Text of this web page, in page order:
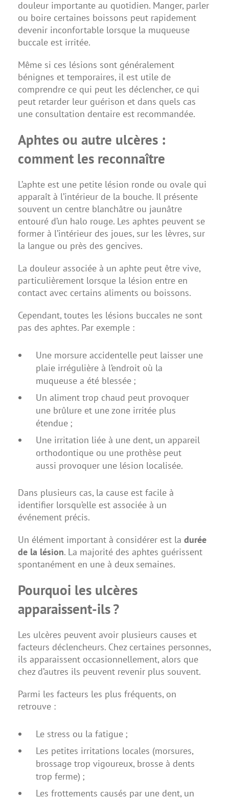
douleur importante au quotidien. Manger, parler
ou boire certaines boissons peut rapidement
devenir inconfortable lorsque la muqueuse
buccale est irritée.
Même si ces lésions sont généralement
bénignes et temporaires, il est utile de
comprendre ce qui peut les déclencher, ce qui
peut retarder leur guérison et dans quels cas
une consultation dentaire est recommandée.
Aphtes ou autre ulcères :
comment les reconnaître
L’aphte est une petite lésion ronde ou ovale qui
apparaît à l’intérieur de la bouche. Il présente
souvent un centre blanchâtre ou jaunâtre
entouré d’un halo rouge. Les aphtes peuvent se
former à l’intérieur des joues, sur les lèvres, sur
la langue ou près des gencives.
La douleur associée à un aphte peut être vive,
particulièrement lorsque la lésion entre en
contact avec certains aliments ou boissons.
Cependant, toutes les lésions buccales ne sont
pas des aphtes. Par exemple :
Une morsure accidentelle peut laisser une
plaie irrégulière à l’endroit où la
muqueuse a été blessée ;
Un aliment trop chaud peut provoquer
une brûlure et une zone irritée plus
étendue ;
Une irritation liée à une dent, un appareil
orthodontique ou une prothèse peut
aussi provoquer une lésion localisée.
Dans plusieurs cas, la cause est facile à
identifier lorsqu’elle est associée à un
événement précis.
Un élément important à considérer est la durée
de la lésion. La majorité des aphtes guérissent
spontanément en une à deux semaines.
Pourquoi les ulcères
apparaissent-ils ?
Les ulcères peuvent avoir plusieurs causes et
facteurs déclencheurs. Chez certaines personnes,
ils apparaissent occasionnellement, alors que
chez d’autres ils peuvent revenir plus souvent.
Parmi les facteurs les plus fréquents, on
retrouve :
Le stress ou la fatigue ;
Les petites irritations locales (morsures,
brossage trop vigoureux, brosse à dents
trop ferme) ;
Les frottements causés par une dent, un